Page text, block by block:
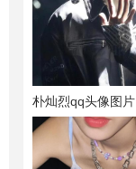
朴灿烈qq头像图片